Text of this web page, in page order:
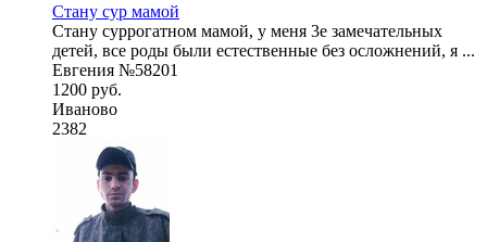
Стану сур мамой
Стану суррогатном мамой, у меня 3е замечательных
детей, все роды были естественные без осложнений, я ...
Евгения №58201
1200 руб.
Иваново
2382